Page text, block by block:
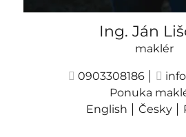
Ing. Ján
maklér
0903308186
Ponuka
English
Česky